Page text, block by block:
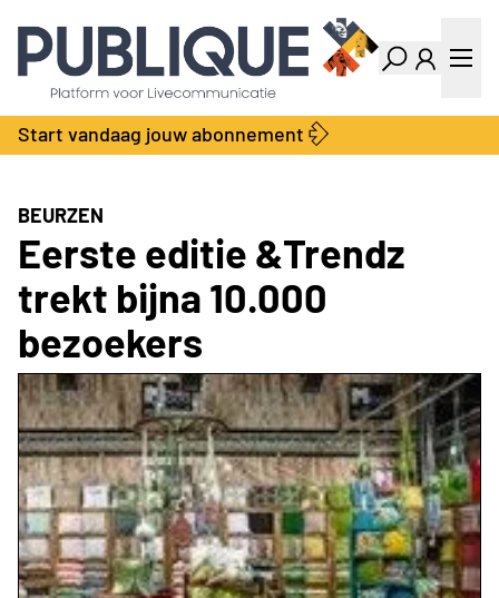
Industry Dashboard
Vacatures
Kalender
Producten
Bedrijvengids
Locatie Finder
Contact
Over ons
Adverteren
Abonnementen
Start vandaag jouw abonnement
BEURZEN
Eerste editie &Trendz
trekt bijna 10.000
bezoekers